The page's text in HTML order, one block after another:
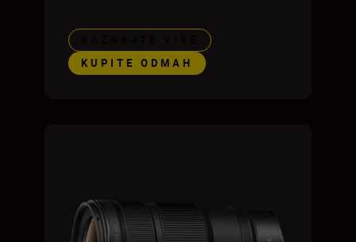
KUPITE ODMAH